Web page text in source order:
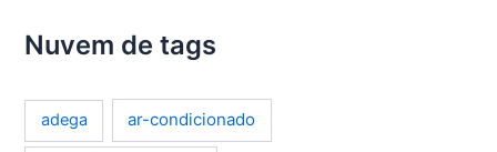
Nuvem de tags
adega ar-condicionado